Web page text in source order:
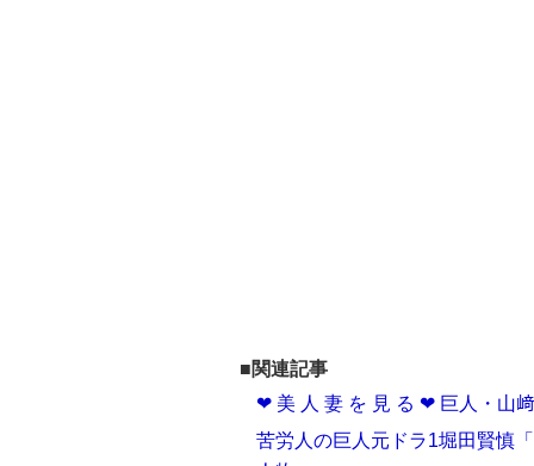
■関連記事
❤ 美 人 妻 を 見 る ❤ 巨人・山
苦労人の巨人元ドラ1堀田賢慎